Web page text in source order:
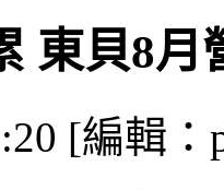
東貝8
[編輯：